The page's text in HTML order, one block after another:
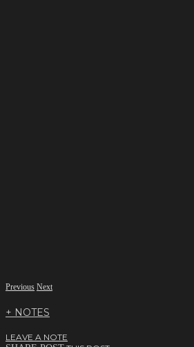
Previous Next
+ NOTES
LEAVE A NOTE